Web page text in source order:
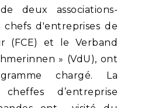
deux associations-
d'entreprises de
(FCE) et le Verband
» (VdU), ont
chargé. La
d’entreprise